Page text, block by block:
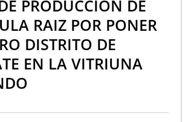
PRODUCCION DE
RAIZ POR PONER
DISTRITO DE
EN LA VITRIUNA